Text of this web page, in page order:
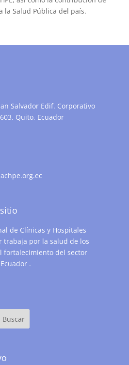
la Salud Pública del país.
Salvador Edif. Corporativo
Quito, Ecuador
de Clínicas y Hospitales
trabaja por la salud de los
fortalecimiento del sector
.